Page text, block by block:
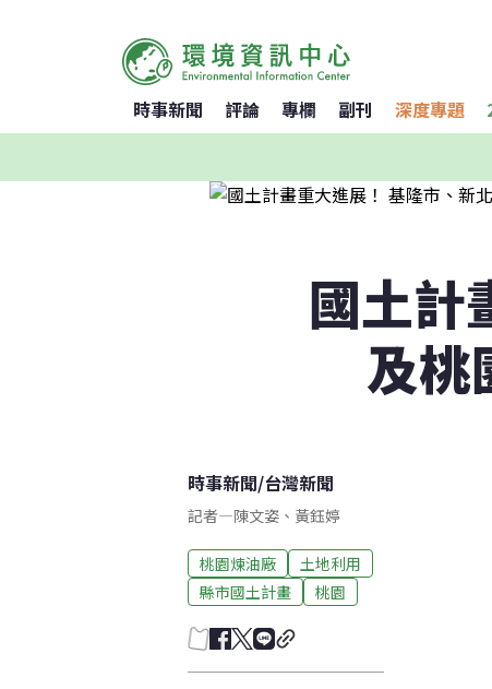
時事新聞 評論 專欄 副刊 深度專題
國土計
及桃
時事新聞/台灣新聞
記者—陳文姿 、 黃鈺婷
桃園煉油廠
土地利用
縣市國土計畫
桃園